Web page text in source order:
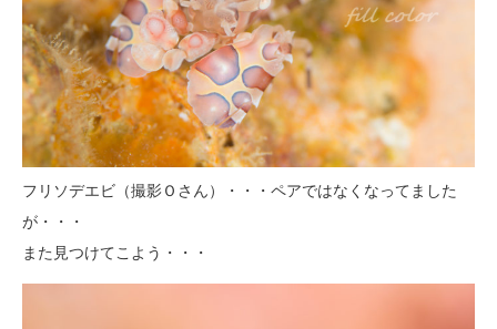
フリソデエビ（撮影Ｏさん）・・・ペアではなくなってました
が・・・
また見つけてこよう・・・